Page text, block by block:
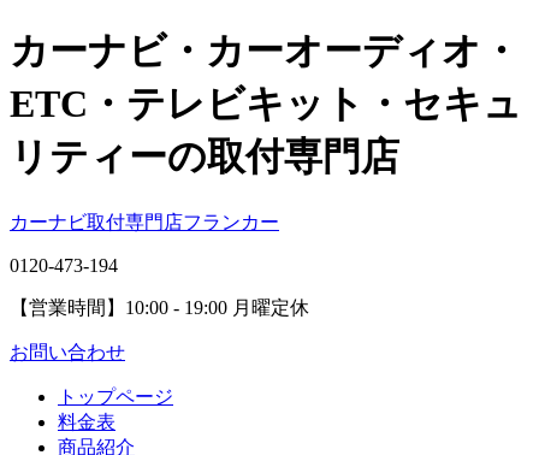
カーナビ・カーオーディオ・
ETC・テレビキット・セキュ
リティーの取付専門店
カーナビ取付専⾨店フランカー
0120-473-194
【営業時間】 10:00 - 19:00 月曜定休
お問い合わせ
トップページ
料金表
商品紹介